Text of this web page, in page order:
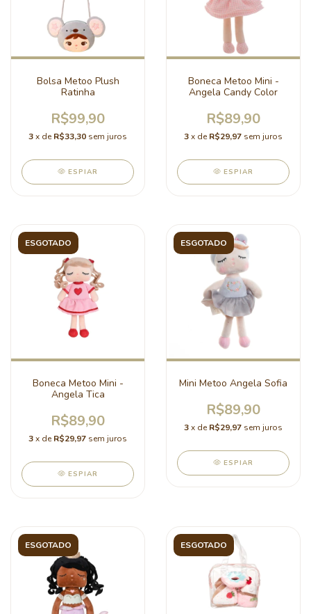
Bolsa Metoo Plush
Ratinha
R$99,90
3x de R$33,30 sem juros
ESPIAR
Boneca Metoo Mini -
Angela Candy Color
R$89,90
3x de R$29,97 sem juros
ESPIAR
ESGOTADO
Boneca Metoo Mini -
Angela Tica
R$89,90
3x de R$29,97 sem juros
ESPIAR
ESGOTADO
Mini Metoo Angela Sofia
R$89,90
3x de R$29,97 sem juros
ESPIAR
ESGOTADO ESGOTADO